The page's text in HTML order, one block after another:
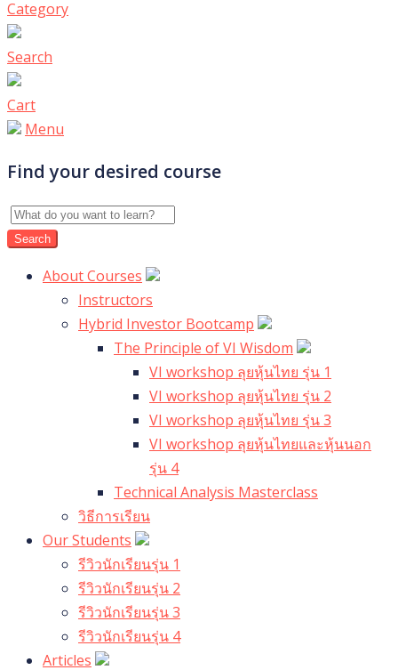
Category
Search
Cart
Menu
Find your desired course
About Courses
Instructors
Hybrid Investor Bootcamp
The Principle of VI Wisdom
VI workshop ลุยหุ้นไทย รุ่น 1
VI workshop ลุยหุ้นไทย รุ่น 2
VI workshop ลุยหุ้นไทย รุ่น 3
VI workshop ลุยหุ้นไทยและหุ้นนอก
รุ่น 4
Technical Analysis Masterclass
วิธีการเรียน
Our Students
รีวิวนักเรียนรุ่น 1
รีวิวนักเรียนรุ่น 2
รีวิวนักเรียนรุ่น 3
รีวิวนักเรียนรุ่น 4
Articles